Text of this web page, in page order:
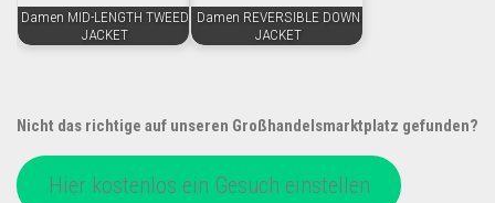
Damen MID-LENGTH TWEED
JACKET
Damen REVERSIBLE DOWN
JACKET
Nicht das richtige auf unseren Großhandelsmarktplatz gefunden?
Hier kostenlos ein Gesuch einstellen